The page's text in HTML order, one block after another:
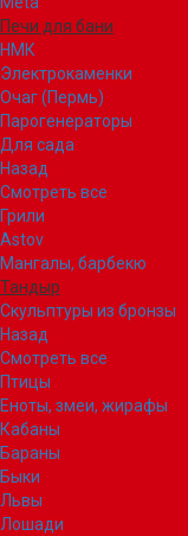
Печи для бани
НМК
Электрокаменки
Очаг (Пермь)
Парогенераторы
Для сада
Назад
Смотреть все
Грили
Astov
Мангалы, барбекю
Тандыр
Скульптуры из бронзы
Назад
Смотреть все
Птицы
Еноты, змеи, жирафы
Кабаны
Бараны
Быки
Львы
Лошади